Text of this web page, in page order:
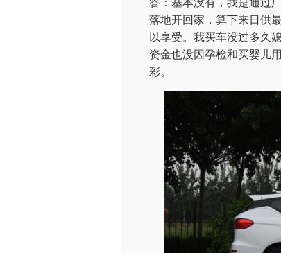
答：基本没有，我是通过
落地开回家，算下来日供
以享受。我买车没过多久
资金也没因孕检和买婴儿
彩。